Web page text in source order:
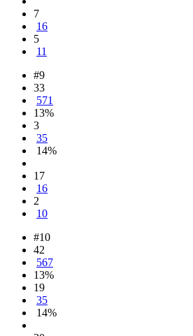
7
16
5
11
#9
33
571
13%
3
35
14%
17
16
2
10
#10
42
567
13%
19
35
14%